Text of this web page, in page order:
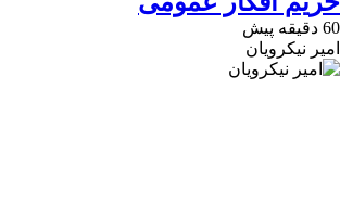
60 دقیقه پیش
امیر نیکرویان